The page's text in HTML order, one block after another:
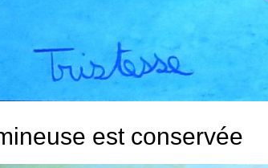
est conservée